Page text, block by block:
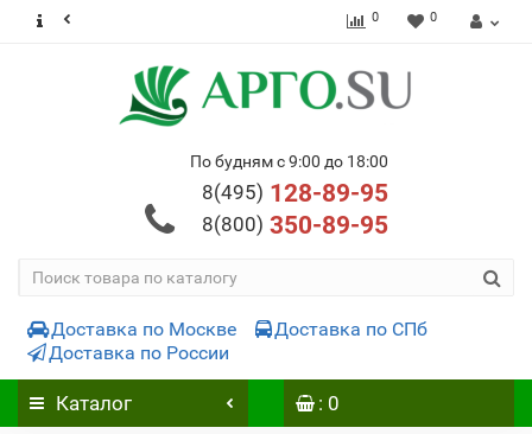
0 0
По будням с 9:00 до 18:00
8(495) 128-89-95
8(800) 350-89-95
Доставка по Москве
Доставка по СПб
Доставка по России
Каталог : 0